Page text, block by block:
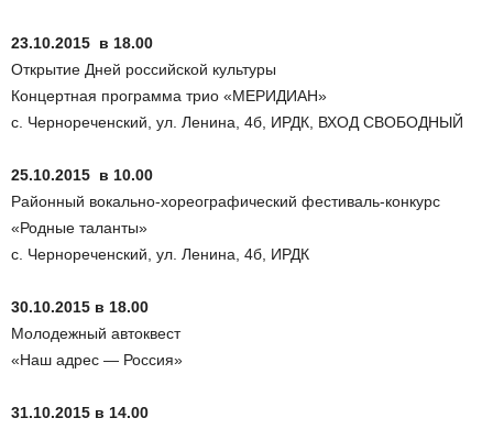
23.10.2015 в 18.00
Открытие Дней российской культуры
Концертная программа трио «МЕРИДИАН»
с. Чернореченский, ул. Ленина, 4б, ИРДК, ВХОД СВОБОДНЫЙ
25.10.2015 в 10.00
Районный вокально-хореографический фестиваль-конкурс
«Родные таланты»
с. Чернореченский, ул. Ленина, 4б, ИРДК
30.10.2015 в 18.00
Молодежный автоквест
«Наш адрес — Россия»
31.10.2015 в 14.00